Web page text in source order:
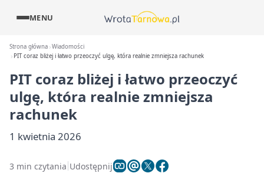
MENU
Strona główna Wiadomości
PIT coraz bliżej i łatwo przeoczyć ulgę, która realnie zmniejsza rachunek
PIT coraz bliżej i łatwo przeoczyć
ulgę, która realnie zmniejsza
rachunek
1 kwietnia 2026
3 min czytania Udostępnij